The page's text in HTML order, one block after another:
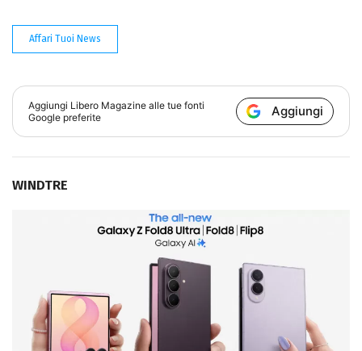
Affari Tuoi News
Aggiungi Libero Magazine alle tue fonti
Google preferite
Aggiungi
WINDTRE